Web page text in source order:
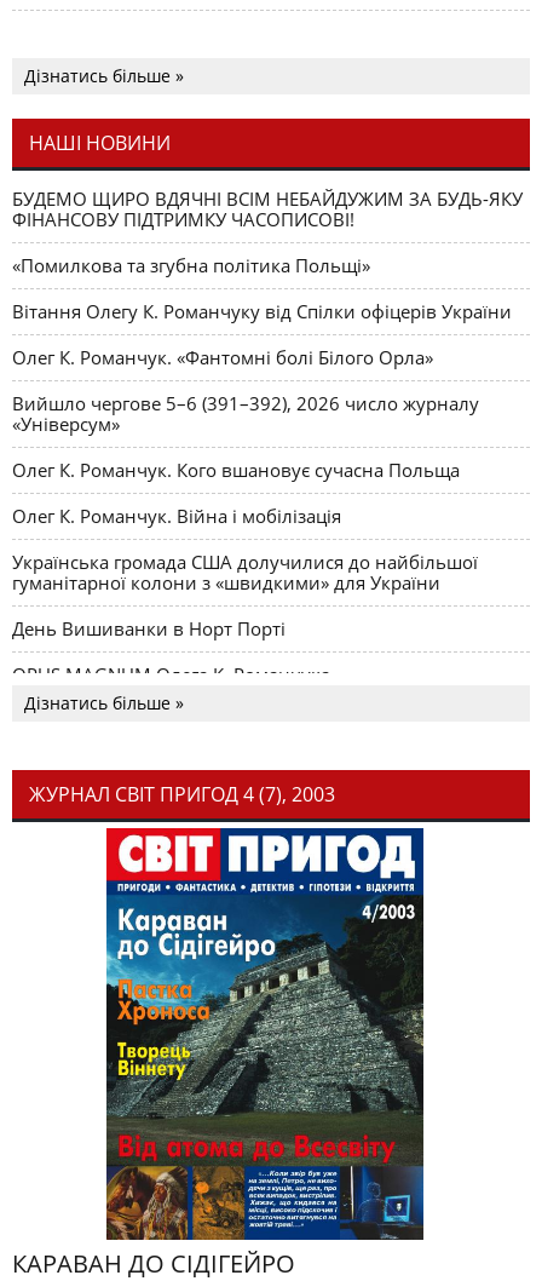
Дізнатись більше »
НАШІ НОВИНИ
БУДЕМО ЩИРО ВДЯЧНІ ВСІМ НЕБАЙДУЖИМ ЗА БУДЬ-ЯКУ
ФІНАНСОВУ ПІДТРИМКУ ЧАСОПИСОВІ!
«Помилкова та згубна політика Польщі»
Вітання Олегу К. Романчуку від Спілки офіцерів України
Олег К. Романчук. «Фантомні болі Білого Орла»
Вийшло чергове 5–6 (391–392), 2026 число журналу
«Універсум»
Олег К. Романчук. Кого вшановує сучасна Польща
Олег К. Романчук. Війна і мобілізація
Українська громада США долучилися до найбільшої
гуманітарної колони з «швидкими» для України
День Вишиванки в Норт Порті
OPUS MAGNUM Олега К. Романчука
Дізнатись більше »
ЖУРНАЛ СВІТ ПРИГОД 4 (7), 2003
КАРАВАН ДО СІДІГЕЙРО